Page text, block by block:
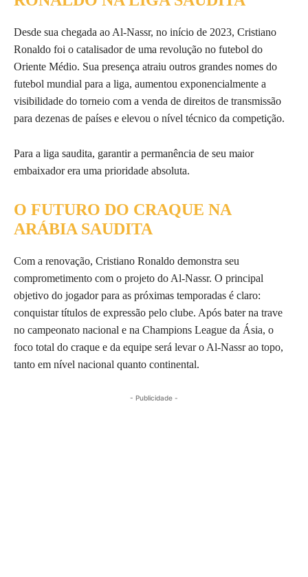
Desde sua chegada ao Al-Nassr, no início de 2023, Cristiano
Ronaldo foi o catalisador de uma revolução no futebol do
Oriente Médio. Sua presença atraiu outros grandes nomes do
futebol mundial para a liga, aumentou exponencialmente a
visibilidade do torneio com a venda de direitos de transmissão
para dezenas de países e elevou o nível técnico da competição.
Para a liga saudita, garantir a permanência de seu maior
embaixador era uma prioridade absoluta.
O FUTURO DO CRAQUE NA
ARÁBIA SAUDITA
Com a renovação, Cristiano Ronaldo demonstra seu
comprometimento com o projeto do Al-Nassr. O principal
objetivo do jogador para as próximas temporadas é claro:
conquistar títulos de expressão pelo clube. Após bater na trave
no campeonato nacional e na Champions League da Ásia, o
foco total do craque e da equipe será levar o Al-Nassr ao topo,
tanto em nível nacional quanto continental.
- Publicidade -